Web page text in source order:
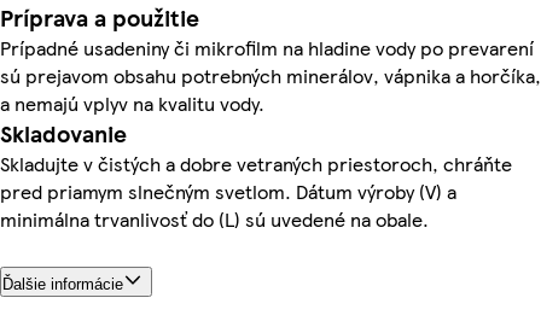
Príprava a použitie
Prípadné usadeniny či mikrofilm na hladine vody po prevarení
sú prejavom obsahu potrebných minerálov, vápnika a horčíka,
a nemajú vplyv na kvalitu vody.
Skladovanie
Skladujte v čistých a dobre vetraných priestoroch, chráňte
pred priamym slnečným svetlom. Dátum výroby (V) a
minimálna trvanlivosť do (L) sú uvedené na obale.
Ďalšie informácie